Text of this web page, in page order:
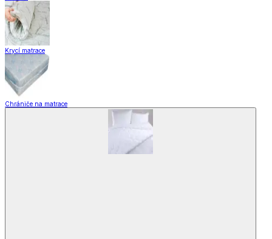
Krycí matrace
Chrániče na matrace